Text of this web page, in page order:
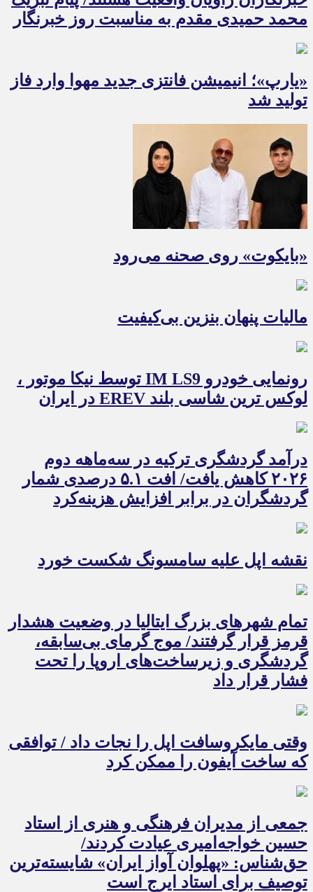
محمد حمیدی مقدم به مناسبت روز خبرنگار
«یارپ»؛ انیمیشن فانتزی جدید مهوا وارد فاز
تولید شد
«بایکوت» روی صحنه می‌رود
مالیات پنهان بنزین بی‌کیفیت
رونمایی خودرو IM LS9 توسط نیکا موتور ،
لوکس ترین شاسی بلند EREV در ایران
درآمد گردشگری ترکیه در سه‌ماهه دوم
۲۰۲۶ کاهش یافت/ افت ۵.۱ درصدی شمار
گردشگران در برابر افزایش هزینه‌کرد
نقشه اپل علیه سامسونگ شکست خورد
تمام شهرهای بزرگ ایتالیا در وضعیت هشدار
قرمز قرار گرفتند/ موج گرمای بی‌سابقه،
گردشگری و زیرساخت‌های اروپا را تحت
فشار قرار داد
وقتی مایکروسافت اپل را نجات داد / توافقی
که ساخت آیفون را ممکن کرد
جمعی از مدیران فرهنگی و هنری از استاد
حسین خواجه‌امیری عیادت کردند/
حق‌شناس: «پهلوان آواز ایران» شایسته‌ترین
توصیف برای استاد ایرج است